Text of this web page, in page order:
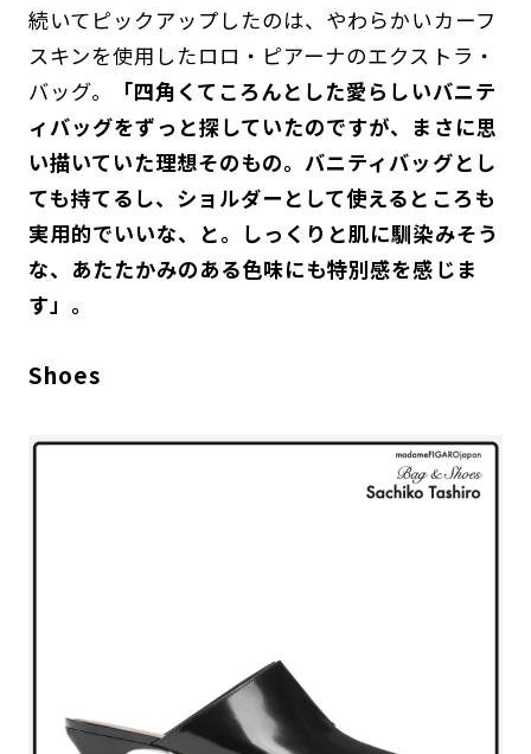
続いてピックアップしたのは、やわらかいカーフ
スキンを使用したロロ・ピアーナのエクストラ・
バッグ。
「四角くてころんとした愛らしいバニテ
ィバッグをずっと探していたのですが、まさに思
い描いていた理想そのもの。バニティバッグとし
ても持てるし、ショルダーとして使えるところも
実用的でいいな、と。しっくりと肌に馴染みそう
な、あたたかみのある色味にも特別感を感じま
す」。
Shoes